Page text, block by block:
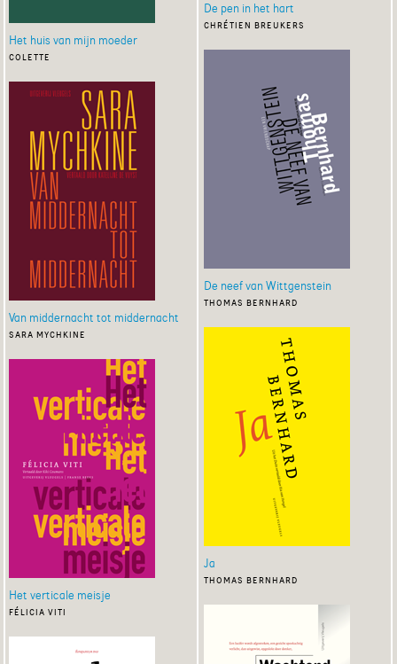
Het huis van mijn moeder
colette
Van middernacht tot middernacht
sara mychkine
Het verticale meisje
félicia viti
De pen in het hart
chrétien breukers
De neef van Wittgenstein
thomas bernhard
Ja
thomas bernhard